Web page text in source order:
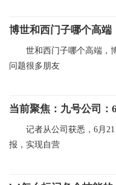
世和西门子哪个高端，
问题很多朋友
记者从公司获悉，6月
报，实现自营